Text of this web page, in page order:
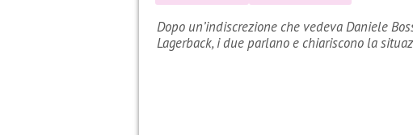
Dopo un’indiscrezione che vedeva Daniele
Lagerback, i due parlano e chiariscono la